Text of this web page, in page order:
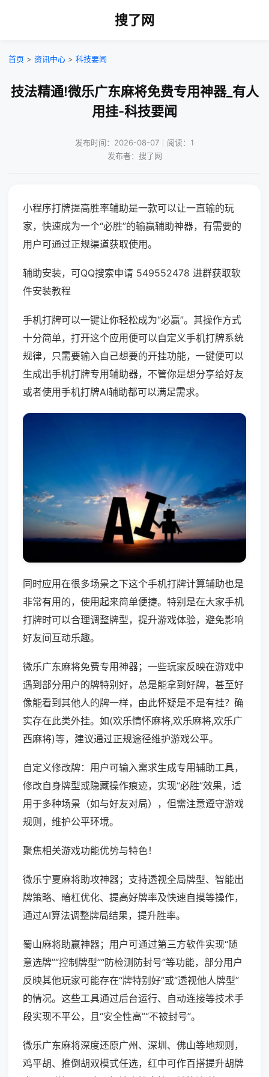
搜了网
首页 > 资讯中心 > 科技要闻
技法精通!微乐广东麻将免费专用神器_有人
用挂-科技要闻
发布时间：2026-08-07｜阅读：1
发布者：搜了网
小程序打牌提高胜率辅助是一款可以让一直输的玩
家，快速成为一个“必胜”的输赢辅助神器，有需要的
用户可通过正规渠道获取使用。
辅助安装，可QQ搜索申请 549552478 进群获取软
件安装教程
手机打牌可以一键让你轻松成为“必赢”。其操作方式
十分简单，打开这个应用便可以自定义手机打牌系统
规律，只需要输入自己想要的开挂功能，一键便可以
生成出手机打牌专用辅助器，不管你是想分享给好友
或者使用手机打牌AI辅助都可以满足需求。
同时应用在很多场景之下这个手机打牌计算辅助也是
非常有用的，使用起来简单便捷。特别是在大家手机
打牌时可以合理调整牌型，提升游戏体验，避免影响
好友间互动乐趣。
微乐广东麻将免费专用神器；一些玩家反映在游戏中
遇到部分用户的牌特别好，总是能拿到好牌，甚至好
像能看到其他人的牌一样，由此怀疑是不是有挂？确
实存在此类外挂。如(欢乐情怀麻将,欢乐麻将,欢乐广
西麻将)等，建议通过正规途径维护游戏公平。
自定义修改牌：用户可输入需求生成专用辅助工具，
修改自身牌型或隐藏操作痕迹，实现“必胜”效果，适
用于多种场景（如与好友对局），但需注意遵守游戏
规则，维护公平环境。
聚焦相关游戏功能优势与特色！
微乐宁夏麻将助攻神器；支持透视全局牌型、智能出
牌策略、暗杠优化、提高好牌率及快速自摸等操作，
通过AI算法调整牌局结果，提升胜率。
蜀山麻将助赢神器；用户可通过第三方软件实现“随
意选牌”“控制牌型”“防检测防封号”等功能，部分用户
反映其他玩家可能存在“牌特别好”或“透视他人牌型”
的情况。这些工具通过后台运行、自动连接等技术手
段实现不平公，且“安全性高”“不被封号”。
微乐广东麻将深度还原广州、深圳、佛山等地规则，
鸡平胡、推倒胡双模式任选，红中可作百搭提升胡牌